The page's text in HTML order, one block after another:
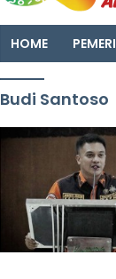
HOME
Budi Santoso